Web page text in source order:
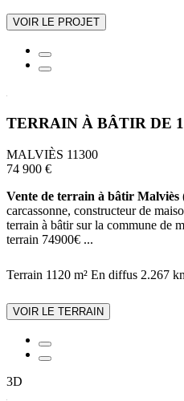
VOIR LE PROJET
TERRAIN À BÂTIR DE
MALVIÈS 11300
74 900 €
Vente de terrain à bâtir Malviès
carcassonne, constructeur de
terrain à bâtir sur la commune de
terrain 74900€ ...
Terrain 1120 m² En diffus 2.267
VOIR LE TERRAIN
3D